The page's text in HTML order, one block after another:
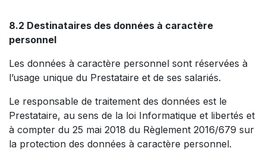
8.2 Destinataires des données à caractère
personnel
Les données à caractère personnel sont réservées à
l’usage unique du Prestataire et de ses salariés.
Le responsable de traitement des données est le
Prestataire, au sens de la loi Informatique et libertés et
à compter du 25 mai 2018 du Règlement 2016/679 sur
la protection des données à caractère personnel.